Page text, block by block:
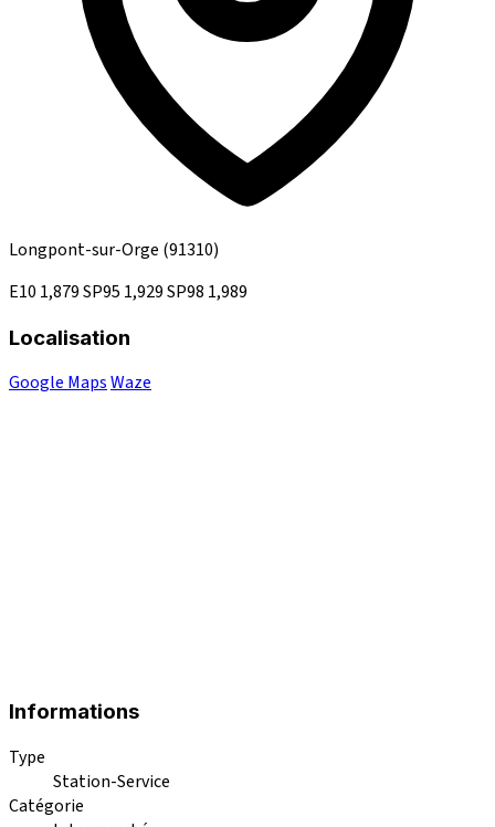
Longpont-sur-Orge (91310)
E10 1,879SP95 1,929SP98 1,989
Localisation
Google MapsWaze
Informations
Type
Station-Service
Catégorie